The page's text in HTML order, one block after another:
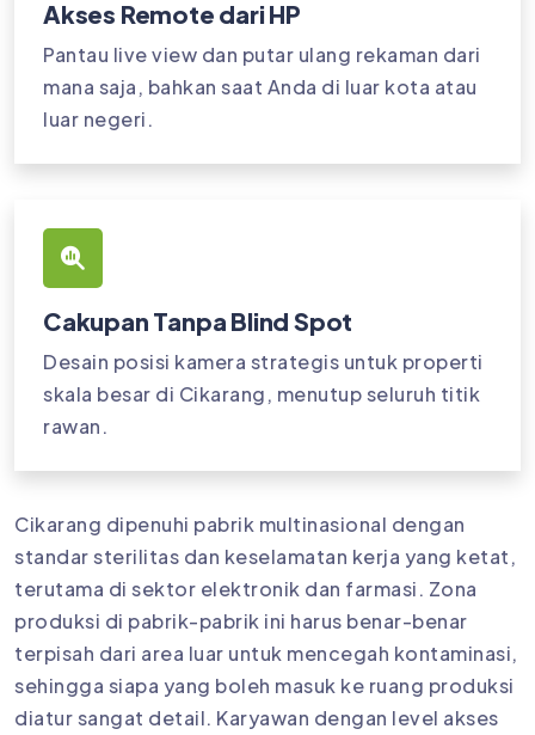
Akses Remote dari HP
Pantau live view dan putar ulang rekaman dari
mana saja, bahkan saat Anda di luar kota atau
luar negeri.
Cakupan Tanpa Blind Spot
Desain posisi kamera strategis untuk properti
skala besar di Cikarang, menutup seluruh titik
rawan.
Cikarang dipenuhi pabrik multinasional dengan
standar sterilitas dan keselamatan kerja yang ketat,
terutama di sektor elektronik dan farmasi. Zona
produksi di pabrik-pabrik ini harus benar-benar
terpisah dari area luar untuk mencegah kontaminasi,
sehingga siapa yang boleh masuk ke ruang produksi
diatur sangat detail. Karyawan dengan level akses